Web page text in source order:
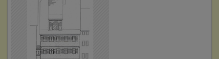
Betroffene Gebäudeteile:
3. Bauphase: